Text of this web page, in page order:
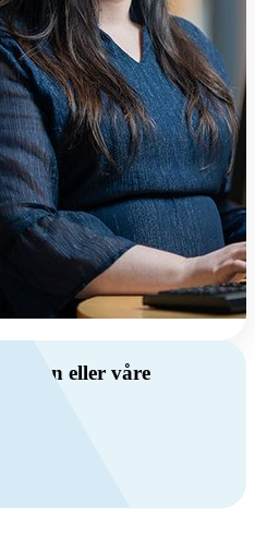
eller våre